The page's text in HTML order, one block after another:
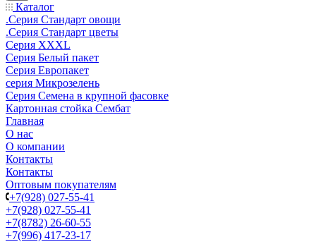
Каталог
.Серия Стандарт овощи
.Серия Стандарт цветы
Серия XXXL
Серия Белый пакет
Серия Европакет
серия Микрозелень
Серия Семена в крупной фасовке
Картонная стойка Сембат
Главная
О нас
О компании
Контакты
Контакты
Оптовым покупателям
+7(928) 027-55-41
+7(928) 027-55-41
+7(8782) 26-60-55
+7(996) 417-23-17